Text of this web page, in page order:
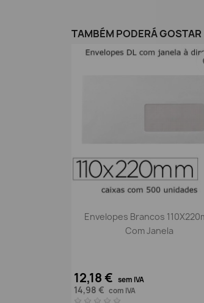
TAMBÉM PODERÁ GOSTAR
Vista rápida
Envelopes Brancos
Com Janela
12,18 € sem IVA
14,98 € com IVA